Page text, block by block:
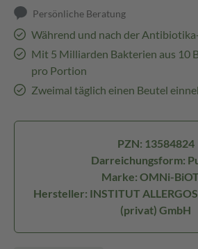
Persönliche Beratung
Während und nach der
Mit 5 Milliarden Bakterien aus 10
pro Portion
Zweimal täglich einen Beutel
PZN: 13584824
Darreichungsform:
Marke: OMNi-
Hersteller: INSTITUT
(privat) GmbH